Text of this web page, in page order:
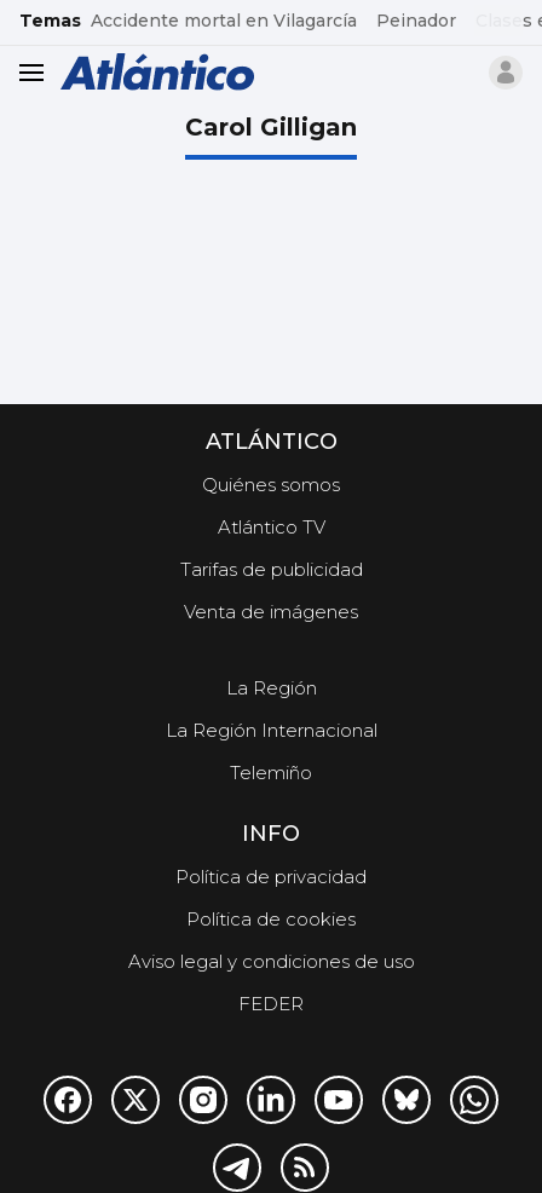
common.go-to-content
Temas Accidente mortal en Vilagarcía Peinador
header.menu.open
Carol Gilligan
ATLÁNTICO
Quiénes somos
Atlántico TV
Tarifas de publicidad
Venta de imágenes
La Región
La Región Internacional
Telemiño
INFO
Política de privacidad
Política de cookies
Aviso legal y condiciones de uso
FEDER